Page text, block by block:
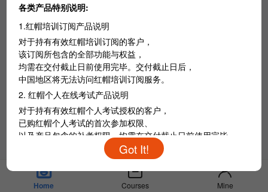
Home Courses Mine
各类产品特别说明:
1.红帽培训订阅产品说明
对于持有有效红帽培训订阅的客户，
该订阅所包含的全部功能与权益，
均需在交付截止日前使用完毕。交付截止日后，
中国地区将无法访问红帽培训订阅服务。
2. 红帽个人在线考试产品说明
对于持有有效红帽个人考试授权的客户，
已购红帽个人考试的首次参加权限、
以及产品包含的补考权限，均需在交付截止日前使用完毕。
中国地区将无法访问红帽个人在线考试相关服务。